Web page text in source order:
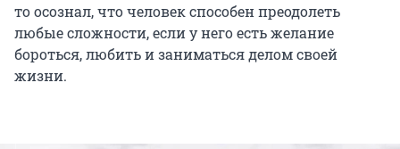
то осознал, что человек способен преодолеть
любые сложности, если у него есть желание
бороться, любить и заниматься делом своей
жизни.